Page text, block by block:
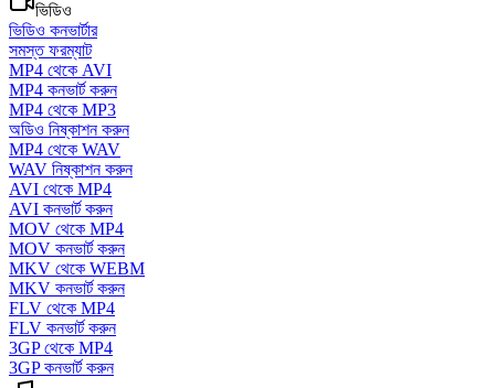
ভিডিও
ভিডিও কনভার্টার
সমস্ত ফরম্যাট
MP4 থেকে AVI
MP4 কনভার্ট করুন
MP4 থেকে MP3
অডিও নিষ্কাশন করুন
MP4 থেকে WAV
WAV নিষ্কাশন করুন
AVI থেকে MP4
AVI কনভার্ট করুন
MOV থেকে MP4
MOV কনভার্ট করুন
MKV থেকে WEBM
MKV কনভার্ট করুন
FLV থেকে MP4
FLV কনভার্ট করুন
3GP থেকে MP4
3GP কনভার্ট করুন